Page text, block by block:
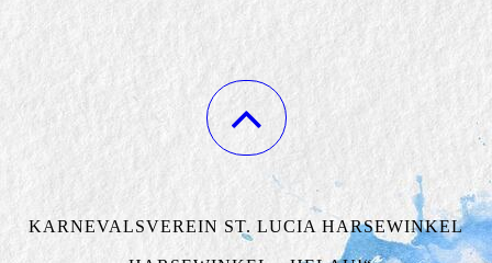
KARNEVALSVEREIN ST. LUCIA HARSEWINKEL